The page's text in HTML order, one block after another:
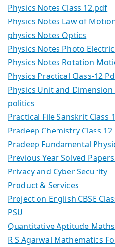
Physics Notes Class 12.pdf
Physics Notes Law of
physics Notes Optics
Physics Notes Photo
Physics Notes Rotation
Physics Practical Class-12
Physics Unit and
politics
Practical File Sanskrit Class
Pradeep Chemistry Class 12
Pradeep Fundamental
Previous Year Solved Papers
Privacy and Cyber Security
Product & Services
Project on English CBSE
PSU
Quantitative Aptitude
R S Agarwal Mathematics